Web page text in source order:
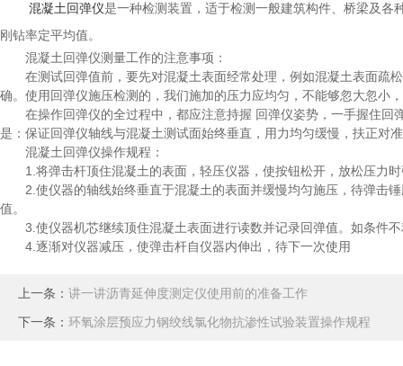
混凝土回弹仪是一种检测装置，适于检测一般建筑构件、桥梁及
刚钻率定平均值。
混凝土回弹仪测量工作的注意事项：
在测试回弹值前，要先对混凝土表面经常处理，例如混凝土表面疏
确。使用回弹仪施压检测的，我们施加的压力应均匀，不能够忽大忽小
在操作回弹仪的全过程中，都应注意持握 回弹仪姿势，一手握住回
是：保证回弹仪轴线与混凝土测试面始终垂直，用力均匀缓慢，扶正对
混凝土回弹仪操作规程：
1.将弹击杆顶住混凝土的表面，轻压仪器，使按钮松开，放松压力时
2.使仪器的轴线始终垂直于混凝土的表面并缓慢均匀施压，待弹击锤
值。
3.使仪器机芯继续顶住混凝土表面进行读数并记录回弹值。如条件
4.逐渐对仪器减压，使弹击杆自仪器内伸出，待下一次使用
上一条： 讲一讲沥青延伸度测定仪使用前的准备工作
下一条： 环氧涂层预应力钢绞线氯化物抗渗性试验装置操作规程